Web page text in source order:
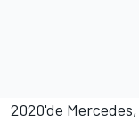
2020'de